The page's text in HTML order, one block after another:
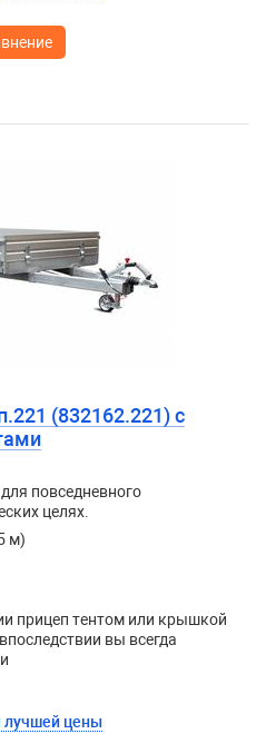
(832162.221) с
повседневного
целях.
м)
прицеп тентом или крышкой
вы всегда
лучшей цены